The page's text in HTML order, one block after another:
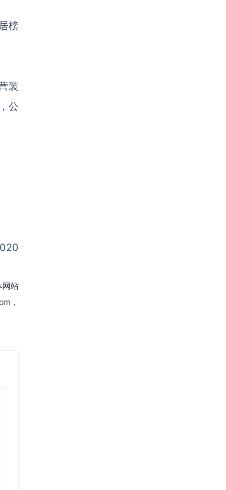
榜
装
公
网站
，